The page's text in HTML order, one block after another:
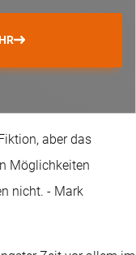
aber das
Möglichkeiten
nicht. - Mark